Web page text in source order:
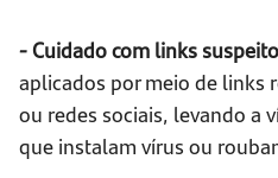
- Cuidado com links
aplicados por meio de links
ou redes sociais, levando a
que instalam vírus ou